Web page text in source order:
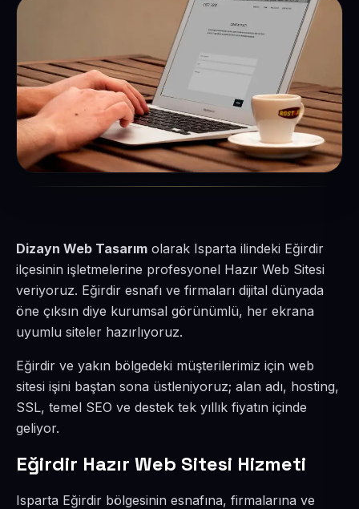
Dizayn Web Tasarım olarak Isparta ilindeki Eğirdir
ilçesinin işletmelerine profesyonel Hazır Web Sitesi
veriyoruz. Eğirdir esnafı ve firmaları dijital dünyada
öne çıksın diye kurumsal görünümlü, her ekrana
uyumlu siteler hazırlıyoruz.
Eğirdir ve yakın bölgedeki müşterilerimiz için web
sitesi işini baştan sona üstleniyoruz; alan adı, hosting,
SSL, temel SEO ve destek tek yıllık fiyatın içinde
geliyor.
Eğirdir Hazır Web Sitesi Hizmeti
Isparta Eğirdir bölgesinin esnafına, firmalarına ve